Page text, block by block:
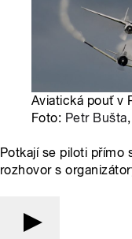
Aviatická pouť v
Foto: Petr Bušta
Potkají se piloti přímo
rozhovor s